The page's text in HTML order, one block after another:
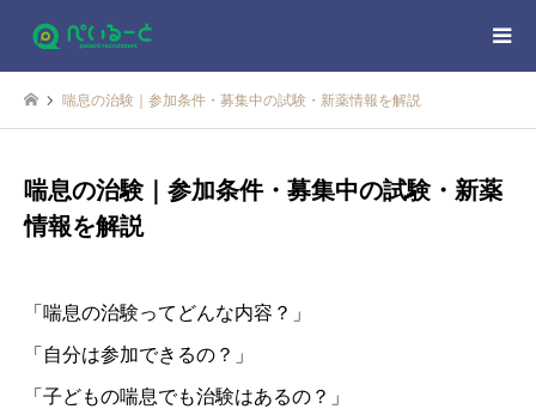
喘息の治験｜参加条件・募集中の試験・新薬情報を解説
喘息の治験｜参加条件・募集中の試験・新薬
情報を解説
「喘息の治験ってどんな内容？」
「自分は参加できるの？」
「子どもの喘息でも治験はあるの？」